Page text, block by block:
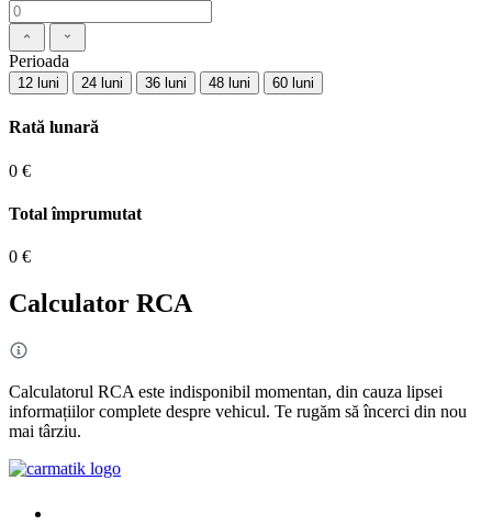
Perioada
12 luni 24 luni 36 luni 48 luni 60 luni
Rată lunară
0 €
Total împrumutat
0 €
Calculator RCA
Calculatorul RCA este indisponibil momentan, din cauza lipsei
informațiilor complete despre vehicul. Te rugăm să încerci din nou
mai târziu.